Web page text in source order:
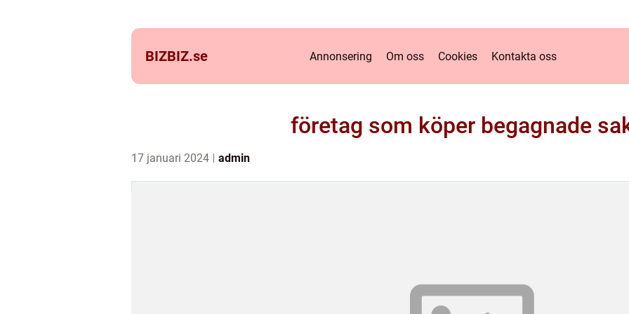
BIZBIZ.se Annonsering Om oss Cookies Kontakta oss
företag som köper begagnade
17 januari 2024 admin